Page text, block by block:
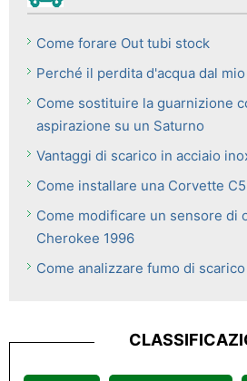
Come forare Out tubi stock
Perché il perdita d'acqua dal
Come sostituire la guarnizione
aspirazione su un Saturno
Vantaggi di scarico in acciaio
Come installare una Corvette
Come modificare un sensore di
Cherokee 1996
Come analizzare fumo di scarico